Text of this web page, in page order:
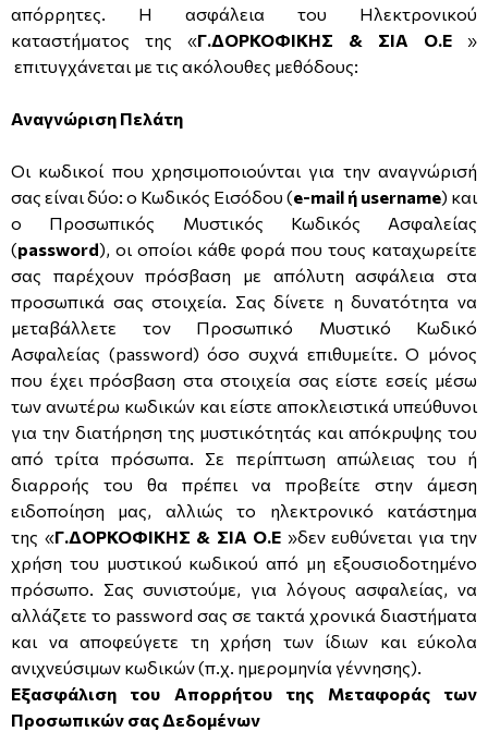
απόρρητες. Η ασφάλεια του Ηλεκτρονικού
καταστήματος της «Γ.ΔΟΡΚΟΦΙΚΗΣ & ΣΙΑ Ο.Ε »
επιτυγχάνεται με τις ακόλουθες μεθόδους:
Αναγνώριση Πελάτη
Οι κωδικοί που χρησιμοποιούνται για την αναγνώρισή
σας είναι δύο: ο Κωδικός Εισόδου (e-mail ή username) και
ο Προσωπικός Μυστικός Κωδικός Ασφαλείας
(password), οι οποίοι κάθε φορά που τους καταχωρείτε
σας παρέχουν πρόσβαση με απόλυτη ασφάλεια στα
προσωπικά σας στοιχεία. Σας δίνετε η δυνατότητα να
μεταβάλλετε τον Προσωπικό Μυστικό Κωδικό
Ασφαλείας (password) όσο συχνά επιθυμείτε. Ο μόνος
που έχει πρόσβαση στα στοιχεία σας είστε εσείς μέσω
των ανωτέρω κωδικών και είστε αποκλειστικά υπεύθυνοι
για την διατήρηση της μυστικότητάς και απόκρυψης του
από τρίτα πρόσωπα. Σε περίπτωση απώλειας του ή
διαρροής του θα πρέπει να προβείτε στην άμεση
ειδοποίηση μας, αλλιώς το ηλεκτρονικό κατάστημα
της «Γ.ΔΟΡΚΟΦΙΚΗΣ & ΣΙΑ Ο.Ε »δεν ευθύνεται για την
χρήση του μυστικού κωδικού από μη εξουσιοδοτημένο
πρόσωπο. Σας συνιστούμε, για λόγους ασφαλείας, να
αλλάζετε το password σας σε τακτά χρονικά διαστήματα
και να αποφεύγετε τη χρήση των ίδιων και εύκολα
ανιχνεύσιμων κωδικών (π.χ. ημερομηνία γέννησης).
Εξασφάλιση του Απορρήτου της Μεταφοράς των
Προσωπικών σας Δεδομένων